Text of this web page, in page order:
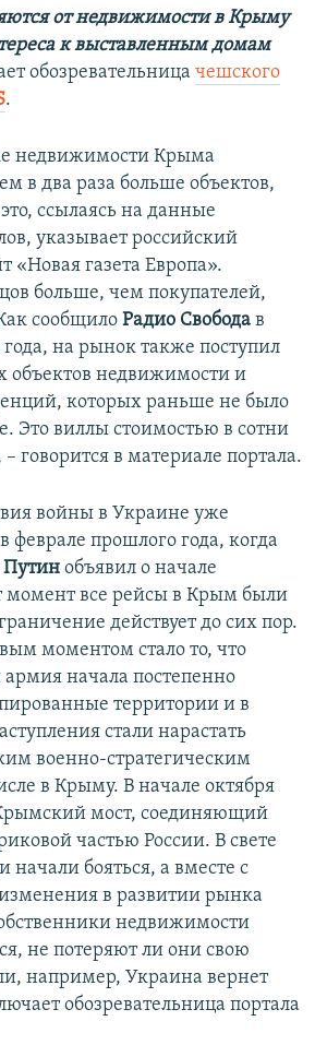
от недвижимости в Крыму
к выставленным домам
обозревательница чешского
.
недвижимости Крыма
в два раза больше объектов,
ссылаясь на данные
указывает российский
«Новая газета Европа».
больше, чем покупателей,
сообщило Радио Свобода в
на рынок также поступил
объектов недвижимости и
которых раньше не было
Это виллы стоимостью в сотни
говорится в материале портала.
войны в Украине уже
феврале прошлого года, когда
Путин объявил о начале
момент все рейсы в Крым были
действует до сих пор.
моментом стало то, что
начала постепенно
территории и в
стали нарастать
военно-стратегическим
в Крыму. В начале октября
мост, соединяющий
частью России. В свете
начали бояться, а вместе с
в развитии рынка
недвижимости
не потеряют ли они свою
например, Украина вернет
обозревательница портала